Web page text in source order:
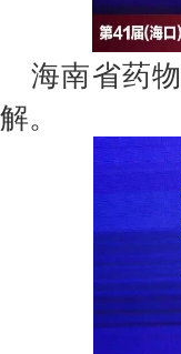
海南省药
解。